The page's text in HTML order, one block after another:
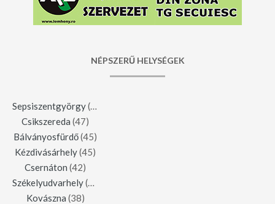
NÉPSZERŰ HELYSÉGEK
Sepsiszentgyörgy(123)
Csikszereda (47)
Bálványosfürdő(45)
Kézdivásárhely(45)
Csernáton (42)
Székelyudvarhely(42)
Kovászna (38)